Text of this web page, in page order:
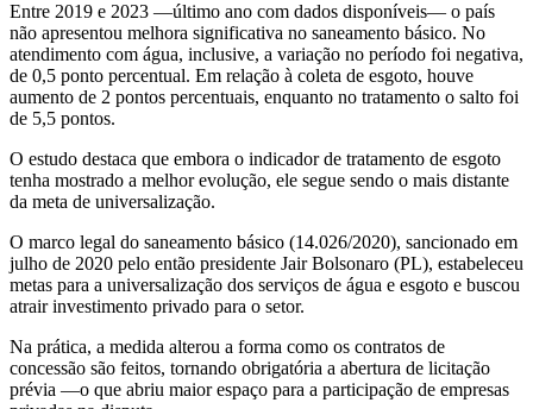
Entre 2019 e 2023 —último ano com dados disponíveis— o país
não apresentou melhora significativa no saneamento básico. No
atendimento com água, inclusive, a variação no período foi negativa,
de 0,5 ponto percentual. Em relação à coleta de esgoto, houve
aumento de 2 pontos percentuais, enquanto no tratamento o salto foi
de 5,5 pontos.
O estudo destaca que embora o indicador de tratamento de esgoto
tenha mostrado a melhor evolução, ele segue sendo o mais distante
da meta de universalização.
O marco legal do saneamento básico (14.026/2020), sancionado em
julho de 2020 pelo então presidente Jair Bolsonaro (PL), estabeleceu
metas para a universalização dos serviços de água e esgoto e buscou
atrair investimento privado para o setor.
Na prática, a medida alterou a forma como os contratos de
concessão são feitos, tornando obrigatória a abertura de licitação
prévia —o que abriu maior espaço para a participação de empresas